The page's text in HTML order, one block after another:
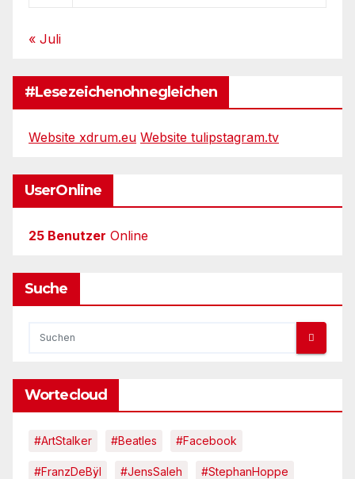
« Juli
#Lesezeichenohnegleichen
Website xdrum.eu Website tulipstagram.tv
UserOnline
25 Benutzer Online
Suche
Wortecloud
#ArtStalker #Beatles #Facebook
#FranzDeBÿl #JensSaleh #StephanHoppe